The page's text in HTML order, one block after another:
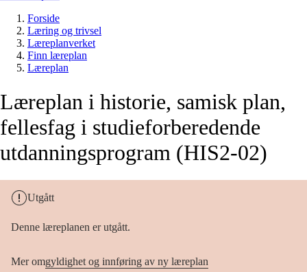
Forside
Læring og trivsel
Læreplanverket
Finn læreplan
Læreplan
Læreplan i historie, samisk plan,
fellesfag i studieforberedende
utdanningsprogram (HIS2-02)
Utgått
Denne læreplanen er utgått.
Mer omgyldighet og innføring av ny læreplan